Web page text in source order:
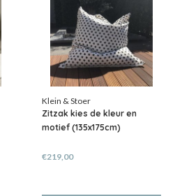
Klein & Stoer
Zitzak kies de kleur en
motief (135x175cm)
€219,00